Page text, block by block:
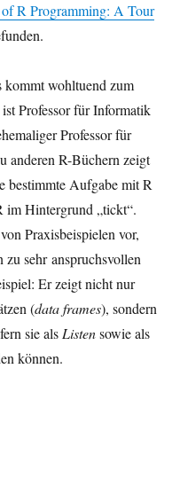
R Programming: A Tour
wohltuend zum
Professor für Informatik
Professor für
anderen R-Büchern zeigt
bestimmte Aufgabe mit R
im Hintergrund „tickt“.
Praxisbeispielen vor,
sehr anspruchsvollen
Er zeigt nicht nur
(data frames), sondern
sie als Listensowie als
können.